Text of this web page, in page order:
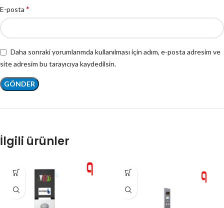
E-posta *
Daha sonraki yorumlarımda kullanılması için adım, e-posta adresim ve
site adresim bu tarayıcıya kaydedilsin.
İlgili ürünler